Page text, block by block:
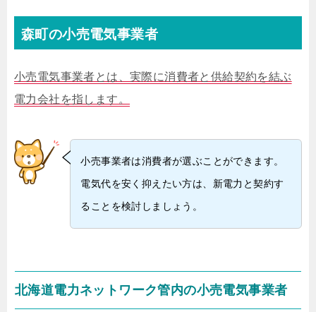
森町の小売電気事業者
小売電気事業者とは、実際に消費者と供給契約を結ぶ
電力会社を指します。
小売事業者は消費者が選ぶことができます。
電気代を安く抑えたい方は、新電力と契約す
ることを検討しましょう。
北海道電力ネットワーク管内の小売電気事業者